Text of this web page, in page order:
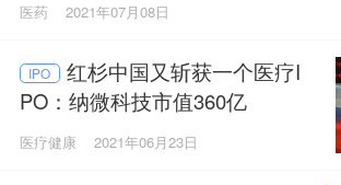
医药 2021年07月08日
IPO
红杉中国又斩获一个医疗I
PO：纳微科技市值360亿
医疗健康 2021年06月23日